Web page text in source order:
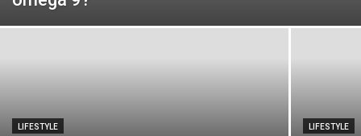
LIFESTYLE LIFESTYLE